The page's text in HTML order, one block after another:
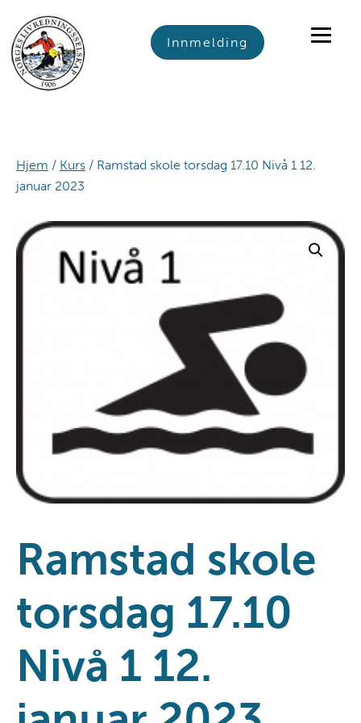
primary
navigation
main
content
footer
Innmelding
Hjem / Kurs / Ramstad skole torsdag 17.10 Nivå 1 12.
januar 2023
Ramstad skole
torsdag 17.10
Nivå 1 12.